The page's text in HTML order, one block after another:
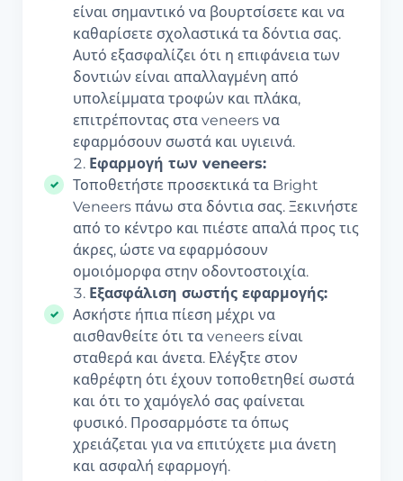
είναι σημαντικό να βουρτσίσετε και να
καθαρίσετε σχολαστικά τα δόντια σας.
Αυτό εξασφαλίζει ότι η επιφάνεια των
δοντιών είναι απαλλαγμένη από
υπολείμματα τροφών και πλάκα,
επιτρέποντας στα veneers να
εφαρμόσουν σωστά και υγιεινά.
Εφαρμογή των veneers:
Τοποθετήστε προσεκτικά τα Bright
Veneers πάνω στα δόντια σας. Ξεκινήστε
από το κέντρο και πιέστε απαλά προς τις
άκρες, ώστε να εφαρμόσουν
ομοιόμορφα στην οδοντοστοιχία.
Εξασφάλιση σωστής εφαρμογής:
Ασκήστε ήπια πίεση μέχρι να
αισθανθείτε ότι τα veneers είναι
σταθερά και άνετα. Ελέγξτε στον
καθρέφτη ότι έχουν τοποθετηθεί σωστά
και ότι το χαμόγελό σας φαίνεται
φυσικό. Προσαρμόστε τα όπως
χρειάζεται για να επιτύχετε μια άνετη
και ασφαλή εφαρμογή.